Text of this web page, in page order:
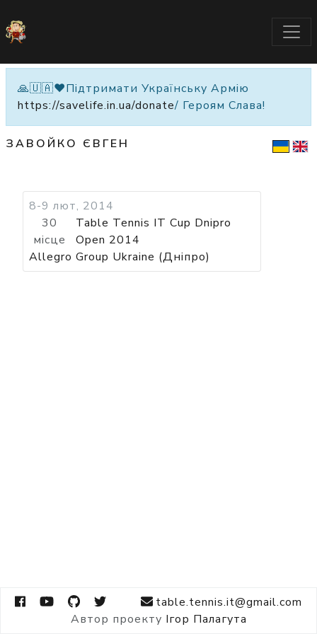
🙏🇺🇦❤️Підтримати Українську Армію
https://savelife.in.ua/donate/ Героям Слава!
ЗАВОЙКО ЄВГЕН
8-9 лют, 2014
30
місце
Table Tennis IT Cup Dnipro
Open 2014
Allegro Group Ukraine (Дніпро)
table.tennis.it@gmail.com
Автор проекту Ігор Палагута